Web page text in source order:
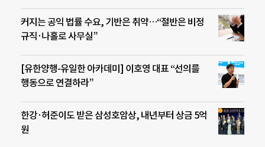
커지는 공익 법률 수요, 기반은 취약…“절반은 비정
규직·나홀로 사무실”
[유한양행-유일한 아카데미] 이호영 대표 “선의를
행동으로 연결하라”
한강·허준이도 받은 삼성호암상, 내년부터 상금 5억
원